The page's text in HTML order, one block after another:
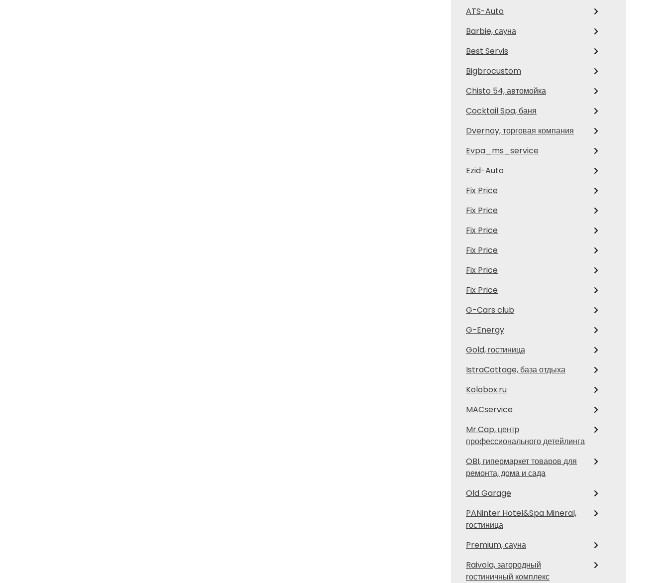
ATS-Auto
Barbie, сауна
Best Servis
Bigbrocustom
Chisto 54, автомойка
Cocktail Spa, баня
Dvernoy, торговая компания
Evpa_ms_service
Ezid-Auto
Fix Price
Fix Price
Fix Price
Fix Price
Fix Price
Fix Price
G-Cars club
G-Energy
Gold, гостиница
IstraCottage, база отдыха
Kolobox.ru
MACservice
Mr.Cap, центр
профессионального детейлинга
OBI, гипермаркет товаров для
ремонта, дома и сада
Old Garage
PANinter Hotel&Spa Mineral,
гостиница
Premium, сауна
Raivola, загородный
гостиничный комплекс